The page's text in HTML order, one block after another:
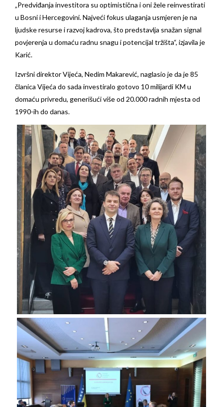
„Predviđanja investitora su optimistična i oni žele reinvestirati
u Bosni i Hercegovini. Najveći fokus ulaganja usmjeren je na
ljudske resurse i razvoj kadrova, što predstavlja snažan signal
povjerenja u domaću radnu snagu i potencijal tržišta“, izjavila je
Karić.
Izvršni direktor Vijeća, Nedim Makarević, naglasio je da je 85
članica Vijeća do sada investiralo gotovo 10 milijardi KM u
domaću privredu, generišući više od 20.000 radnih mjesta od
1990-ih do danas.